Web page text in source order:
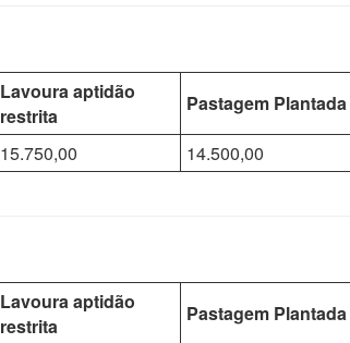
Lavoura aptidão
restrita
Pastagem Plantada
15.750,00 14.500,00
Lavoura aptidão
restrita
Pastagem Plantada